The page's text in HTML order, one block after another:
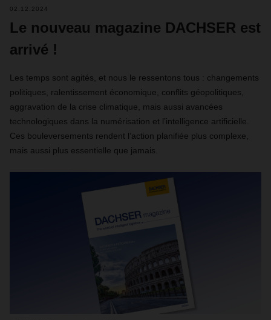
02.12.2024
Le nouveau magazine DACHSER est
arrivé !
Les temps sont agités, et nous le ressentons tous : changements
politiques, ralentissement économique, conflits géopolitiques,
aggravation de la crise climatique, mais aussi avancées
technologiques dans la numérisation et l’intelligence artificielle.
Ces bouleversements rendent l’action planifiée plus complexe,
mais aussi plus essentielle que jamais.